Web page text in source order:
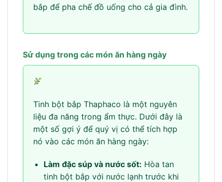
bắp để pha chế đồ uống cho cả gia đình.
Sử dụng trong các món ăn hàng ngày
Tinh bột bắp Thaphaco là một nguyên
liệu đa năng trong ẩm thực. Dưới đây là
một số gợi ý để quý vị có thể tích hợp
nó vào các món ăn hàng ngày:
Làm đặc súp và nước sốt: Hòa tan
tinh bột bắp với nước lạnh trước khi